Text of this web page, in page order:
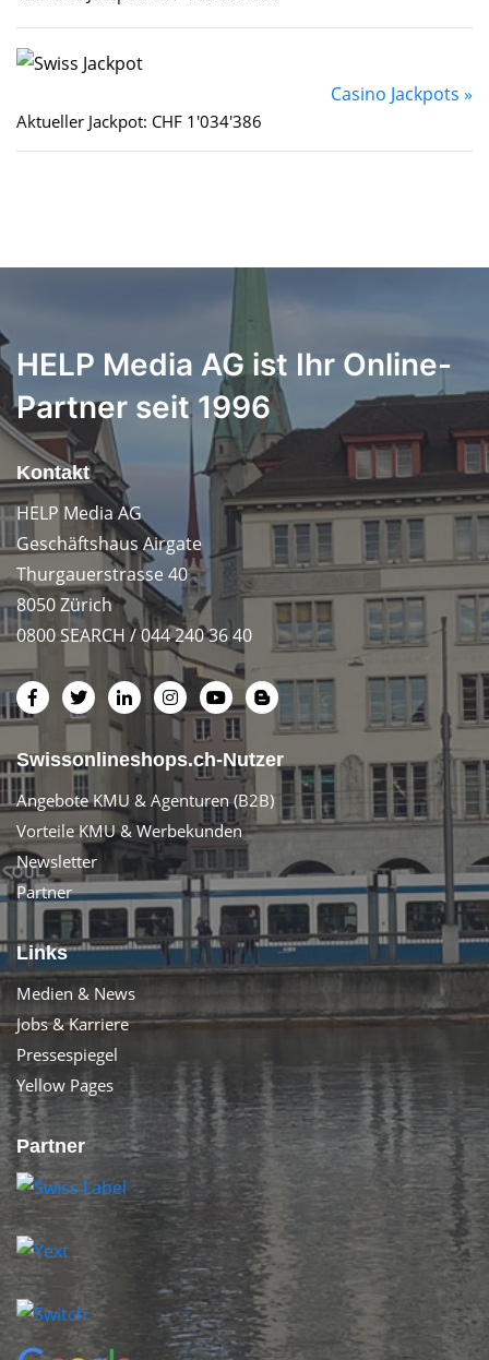
Casino Jackpots »
Aktueller Jackpot: CHF 1'034'386
HELP Media AG ist Ihr Online-
Partner seit 1996
Kontakt
HELP Media AG
Geschäftshaus Airgate
Thurgauerstrasse 40
8050 Zürich
0800 SEARCH / 044 240 36 40
Swissonlineshops.ch-Nutzer
Angebote KMU & Agenturen (B2B)
Vorteile KMU & Werbekunden
Newsletter
Partner
Links
Medien & News
Jobs & Karriere
Pressespiegel
Yellow Pages
Partner